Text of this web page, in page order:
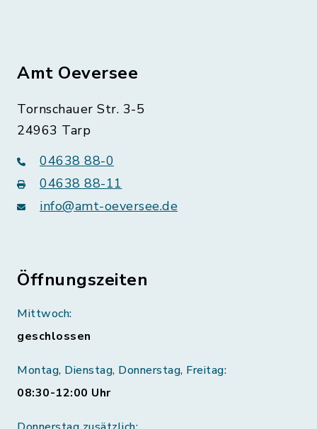
Amt Oeversee
Tornschauer Str. 3-5
24963 Tarp
04638 88-0
04638 88-11
info@amt-oeversee.de
Öffnungszeiten
Mittwoch:
geschlossen
Montag, Dienstag, Donnerstag, Freitag:
08:30-12:00 Uhr